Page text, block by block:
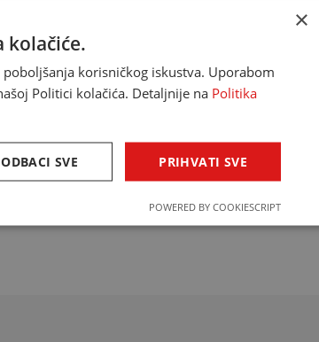
INTERAKCIJE LIJEKOVA
Provjerite interakcije lijekova u svega par klikova!
×
kolačiće.
korisničkog iskustva. Uporabom
Politici kolačića. Detaljnije na Politika
PRIHVATI SVE
ODBACI SVE
POWERED BY COOKIESCRIPT